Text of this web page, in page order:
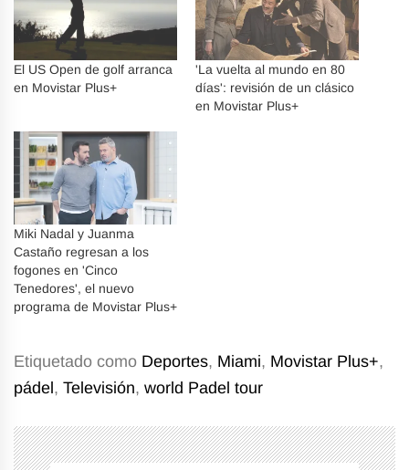
El US Open de golf arranca
en Movistar Plus+
'La vuelta al mundo en 80
días': revisión de un clásico
en Movistar Plus+
Miki Nadal y Juanma
Castaño regresan a los
fogones en 'Cinco
Tenedores', el nuevo
programa de Movistar Plus+
Etiquetado como Deportes, Miami, Movistar Plus+,
pádel , Televisión, world Padel tour